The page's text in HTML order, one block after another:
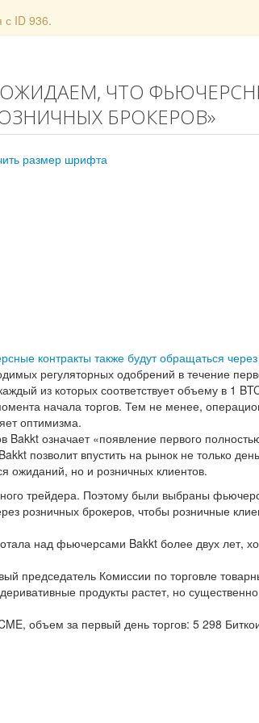
с ID 936.
ОЖИДАЕМ, ЧТО
БРОКЕРОВ»
размер шрифта
регуляторных одобрений в течение
из которых соответствует объему в 1
начала торгов. Тем не менее,
оптимизма.
означает «появление первого
позволит впустить на рынок не только
ожиданий, но и розничных клиентов.
трейдера. Поэтому были выбраны
розничных брокеров, чтобы розничные
над фьючерсами Bakkt более двух лет,
председатель Комиссии по торговле
продукты растет, но
объем за первый день торгов: 5 298